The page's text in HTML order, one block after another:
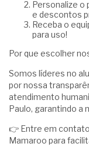
Personalize o
e descontos
Receba o
para uso!
Por que escolher
Somos líderes no
por nossa
atendimento
Paulo, garantindo a
👉 Entre em
Mamaroo para